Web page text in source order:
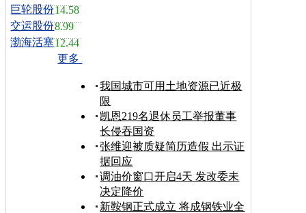
巨轮股份14.58
交运股份8.99
渤海活塞12.44
更多
我国城市可用土地资源已近极
限
凯恩219名退休员工举报董事
长侵吞国资
张维迎被质疑简历造假 出示证
据回应
调油价窗口开启4天 发改委未
决定降价
新鞍钢正式成立 将成钢铁业全